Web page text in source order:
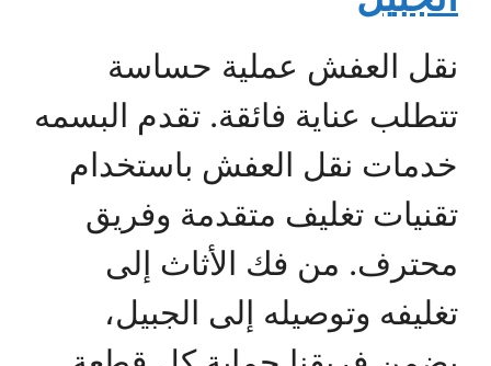
نقل العفش عملية حساسة
تتطلب عناية فائقة. تقدم البسمه
خدمات نقل العفش باستخدام
تقنيات تغليف متقدمة وفريق
محترف. من فك الأثاث إلى
تغليفه وتوصيله إلى الجبيل،